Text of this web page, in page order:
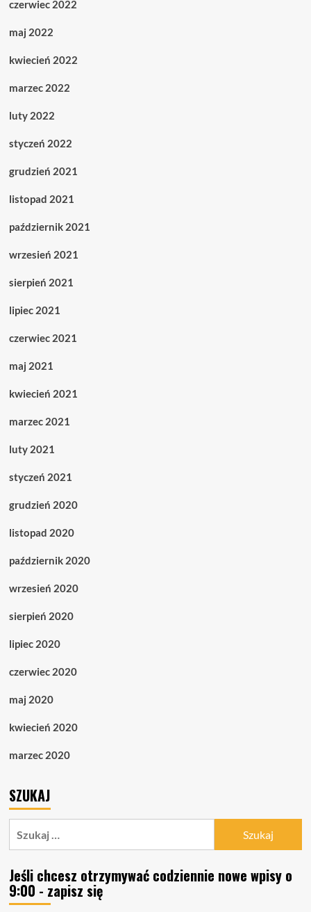
czerwiec 2022
maj 2022
kwiecień 2022
marzec 2022
luty 2022
styczeń 2022
grudzień 2021
listopad 2021
październik 2021
wrzesień 2021
sierpień 2021
lipiec 2021
czerwiec 2021
maj 2021
kwiecień 2021
marzec 2021
luty 2021
styczeń 2021
grudzień 2020
listopad 2020
październik 2020
wrzesień 2020
sierpień 2020
lipiec 2020
czerwiec 2020
maj 2020
kwiecień 2020
marzec 2020
SZUKAJ
Jeśli chcesz otrzymywać codziennie nowe wpisy o
9:00 - zapisz się